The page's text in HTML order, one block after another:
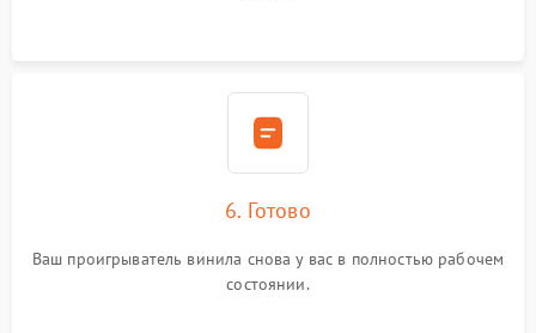
6. Готово
Ваш проигрыватель винила снова у вас в полностью рабочем
состоянии.